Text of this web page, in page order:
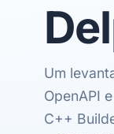
Um
OpenAPI
C++